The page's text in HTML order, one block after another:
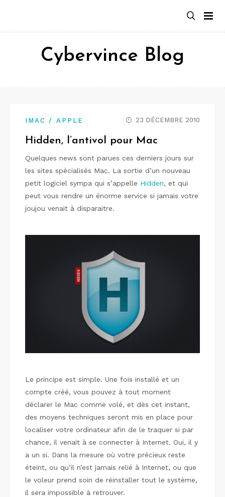
contenu
Cybervince Blog
IMAC / APPLE 23 DÉCEMBRE 2010
Hidden, l’antivol pour Mac
Quelques news sont parues ces derniers jours sur
les sites spécialisés Mac. La sortie d’un nouveau
petit logiciel sympa qui s’appelle Hidden, et qui
peut vous rendre un énorme service si jamais votre
joujou venait à disparaitre.
Le principe est simple. Une fois installé et un
compte créé, vous pouvez à tout moment
déclarer le Mac comme volé, et dès cet instant,
des moyens techniques seront mis en place pour
localiser votre ordinateur afin de le traquer si par
chance, il venait à se connecter à Internet. Oui, il y
a un si. Dans la mesure où votre précieux reste
éteint, ou qu’il n’est jamais relié à Internet, ou que
le voleur prend soin de réinstaller tout le système,
il sera impossible à retrouver.